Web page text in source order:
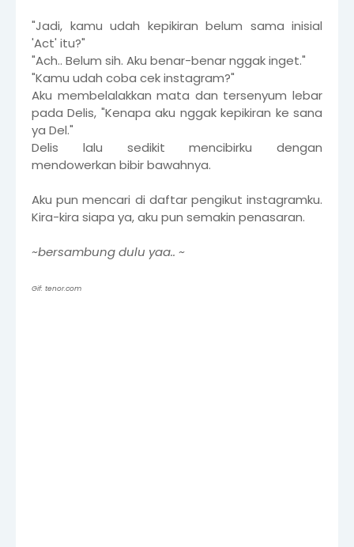
"Jadi, kamu udah kepikiran belum sama inisial
'Act' itu?"
"Ach.. Belum sih. Aku benar-benar nggak inget."
"Kamu udah coba cek instagram?"
Aku membelalakkan mata dan tersenyum lebar
pada Delis, "Kenapa aku nggak kepikiran ke sana
ya Del."
Delis lalu sedikit mencibirku dengan
mendowerkan bibir bawahnya.
Aku pun mencari di daftar pengikut instagramku.
Kira-kira siapa ya, aku pun semakin penasaran.
~bersambung dulu yaa.. ~
Gif: tenor.com